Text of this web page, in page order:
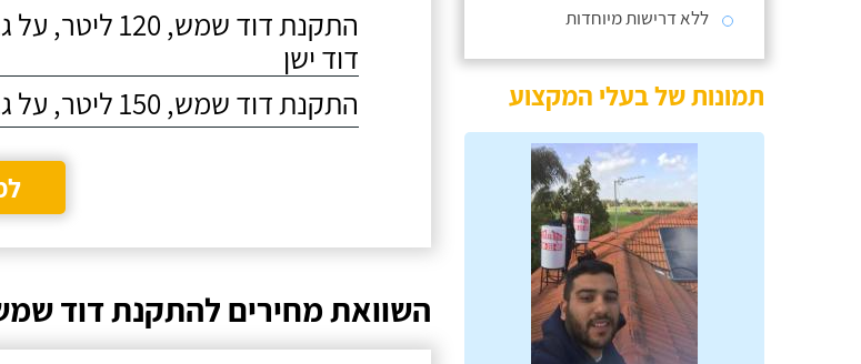
ללא דרישות מיוחדות
תמונות של בעלי המקצוע
התקנת דוד שמש,
דוד ישן
התקנת דוד שמש, 150 ליטר, על גג שטוח, כולל התקנת מעמד
השוואת מחירים להתקנת דוד